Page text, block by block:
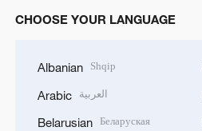
CHOOSE YOUR LANGUAGE
Albanian Shqip
Arabic العربية
Belarusian Беларуская